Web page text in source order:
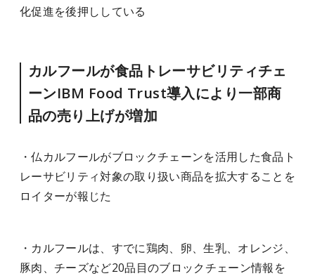
化促進を後押ししている
カルフールが食品トレーサビリティチェ
ーンIBM Food Trust導入により一部商
品の売り上げが増加
・仏カルフールがブロックチェーンを活用した食品ト
レーサビリティ対象の取り扱い商品を拡大することを
ロイターが報じた
・カルフールは、すでに鶏肉、卵、生乳、オレンジ、
豚肉、チーズなど20品目のブロックチェーン情報を